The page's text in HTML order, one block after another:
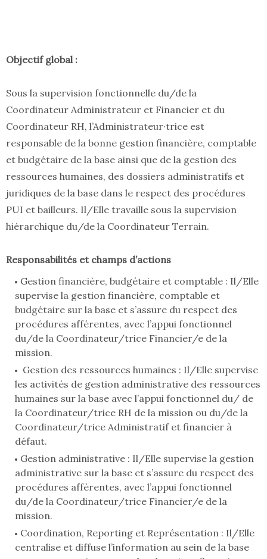
Objectif global :
Sous la supervision fonctionnelle du/de la
Coordinateur Administrateur et Financier et du
Coordinateur RH, l’Administrateur·trice est
responsable de la bonne gestion financière, comptable
et budgétaire de la base ainsi que de la gestion des
ressources humaines, des dossiers administratifs et
juridiques de la base dans le respect des procédures
PUI et bailleurs. Il/Elle travaille sous la supervision
hiérarchique du/de la Coordinateur Terrain.
Responsabilités et champs d’actions
Gestion financière, budgétaire et comptable : Il/Elle
supervise la gestion financière, comptable et
budgétaire sur la base et s’assure du respect des
procédures afférentes, avec l’appui fonctionnel
du/de la Coordinateur/trice Financier/e de la
mission.
Gestion des ressources humaines : Il/Elle supervise
les activités de gestion administrative des ressources
humaines sur la base avec l’appui fonctionnel du/ de
la Coordinateur/trice RH de la mission ou du/de la
Coordinateur/trice Administratif et financier à
défaut.
Gestion administrative : Il/Elle supervise la gestion
administrative sur la base et s’assure du respect des
procédures afférentes, avec l’appui fonctionnel
du/de la Coordinateur/trice Financier/e de la
mission.
Coordination, Reporting et Représentation : Il/Elle
centralise et diffuse l’information au sein de la base